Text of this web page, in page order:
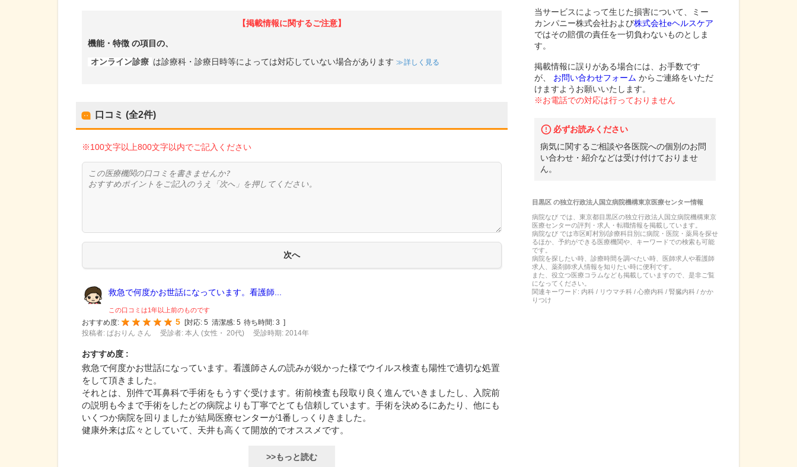
【掲載情報に関するご注意】
機能・特徴 の項目の、
オンライン診療 は診療科・診療日時等によっては対応していない場合があります 詳しく見る
口コミ (全2件)
※100文字以上800文字以内でご記入ください
救急で何度かお世話になっています。看護師...
この口コミは1年以上前のものです
おすすめ度:
5 [対応: 5 清潔感: 5 待ち時間: 3 ]
投稿者: ぱおりん さん
受診者: 本人 (女性・ 20代) 受診時期: 2014年
おすすめ度 :
救急で何度かお世話になっています。看護師さんの読みが鋭かった様でウイルス検査も陽性で適切な処置
をして頂きました。
それとは、別件で耳鼻科で手術をもうすぐ受けます。術前検査も段取り良く進んでいきましたし、入院前
の説明も今まで手術をしたどの病院よりも丁寧でとても信頼しています。手術を決めるにあたり、他にも
いくつか病院を回りましたが結局医療センターが1番しっくりきました。
健康外来は広々としていて、天井も高くて開放的でオススメです。
>>もっと読む
当サービスによって生じた損害について、ミー
カンパニー株式会社および株式会社eヘルスケア
ではその賠償の責任を一切負わないものとしま
す。
掲載情報に誤りがある場合には、お手数です
が、
お問い合わせフォーム からご連絡をいただ
けますようお願いいたします。
※お電話での対応は行っておりません
必ずお読みください
病気に関するご相談や各医院への個別のお問
い合わせ・紹介などは受け付けておりませ
ん。
目黒区の独立行政法人国立病院機構東京医療センター情報
病院なび では、 東京都目黒区の独立行政法人国立病院機構東京
医療センターの評判・求人・転職情報を掲載しています。
病院なび では市区町村別/診療科目別に病院・医院・薬局を探せ
るほか、予約ができる医療機関や、キーワードでの検索も可能
です。
病院を探したい時、診療時間を調べたい時、医師求人や看護師
求人、薬剤師求人情報を知りたい時に便利です。
また、役立つ医療コラムなども掲載していますので、是非ご覧
になってください。
関連キーワード: 内科 / リウマチ科 / 心療内科 / 腎臓内科 / かか
りつけ